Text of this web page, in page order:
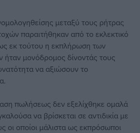
μεταξύ τους ρήτρας
παραιτήθηκαν από το εκλεκτικό
εκ τούτου η εκπλήρωση των
ήταν μονόδρομος δίνοντάς τους
να αξιώσουν το
πωλήσεως δεν εξελίχθηκε ομαλά
να βρίσκεται σε αντιδικία με
οι οποίοι μάλιστα ως εκπρόσωποι